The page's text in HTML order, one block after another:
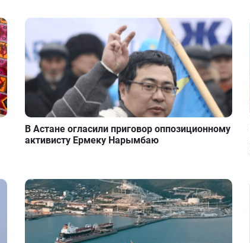
В Астане огласили приговор оппозиционному
активисту Ермеку Нарымбаю